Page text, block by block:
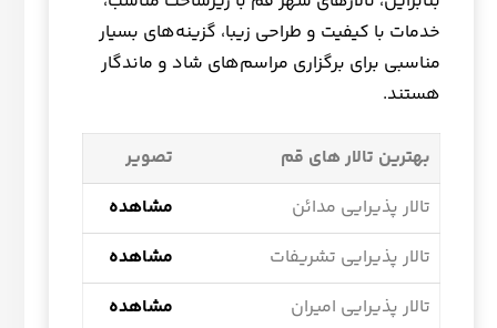
خدمات با کیفیت و طراحی زیبا، گزینه‌های بسیار
مناسبی برای برگزاری مراسم‌های شاد و ماندگار
هستند.
بهترین تالار های قم
تصویر
تالار پذیرایی مدائن
مشاهده
تالار پذیرایی تشریفات
مشاهده
تالار پذیرایی امیران
مشاهده